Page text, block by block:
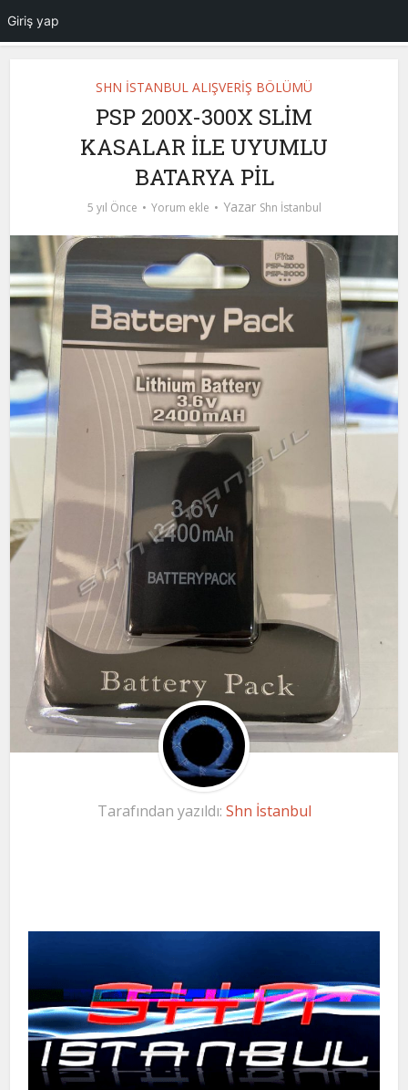
SHN İSTANBUL ALIŞVERİŞ BÖLÜMÜ
PSP 200X-300X SLİM
KASALAR İLE UYUMLU
BATARYA PİL
5 yıl Önce Yorum ekle Yazar Shn İstanbul
Tarafından yazıldı: Shn İstanbul
Giriş yap